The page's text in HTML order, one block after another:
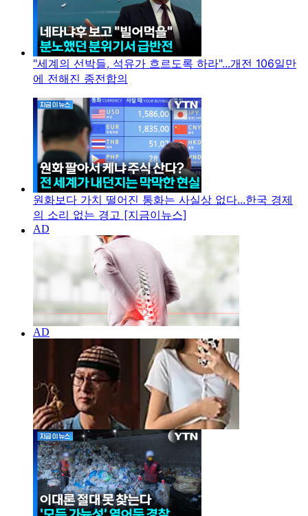
"세계의 선박들, 석유가 흐르도록 하라"...개전 106일만
에 전해진 종전합의
원화보다 가치 떨어진 통화는 사실상 없다...한국 경제
의 소리 없는 경고 [지금이뉴스]